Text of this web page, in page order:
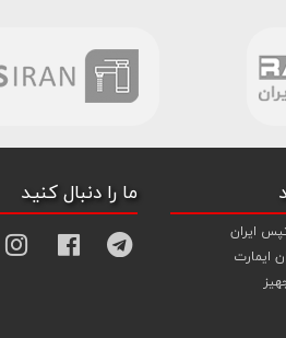
ایران
ایمارت
ما را دنبال کنید